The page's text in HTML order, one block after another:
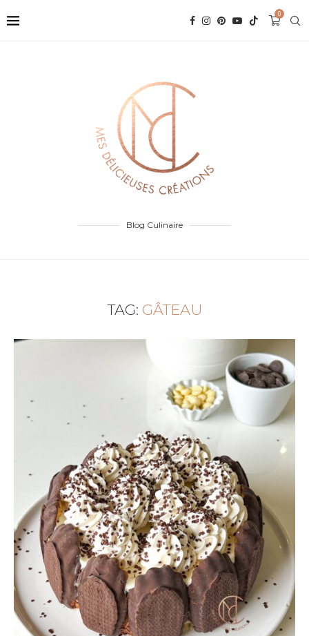
0
Blog Culinaire
TAG: GÂTEAU